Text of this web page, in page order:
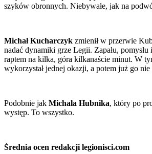
szyków obronnych. Niebywałe, jak na
Michał Kucharczyk zmienił w przerwie
nadać dynamiki grze Legii. Zapału, pomysłu i
raptem na kilka, góra kilkanaście minut. W
wykorzystał jednej okazji, a potem już go nie
Podobnie jak Michala Hubnika, który po
występ. To wszystko.
Średnia ocen redakcji legionisci.com